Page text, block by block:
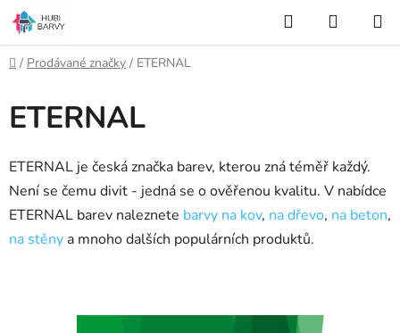
Přejít
na
obsah
Hledat
KOŠÍK
Domů
/ Prodávané značky / ETERNAL
ETERNAL
ETERNAL je česká značka barev, kterou zná téměř každý.
Není se čemu divit - jedná se o ověřenou kvalitu. V nabídce
ETERNAL barev naleznete barvy na kov, na dřevo, na beton,
na stěny a mnoho dalších populárních produktů.